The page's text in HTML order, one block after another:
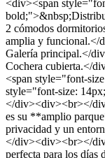
<div><span
2 cómodos
amplia y
Galería principal.</
Cochera cubierta.</
<span style="font-
style="font-size:
</div><div><br></
es su **amplio
privacidad y un
</div><div><br></
perfecta para los